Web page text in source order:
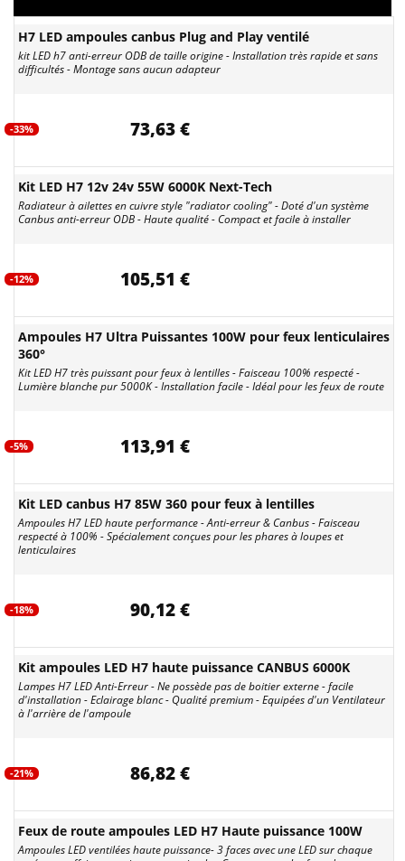
H7 LED ampoules canbus Plug and Play ventilé
kit LED h7 anti-erreur ODB de taille origine - Installation très rapide et sans
difficultés - Montage sans aucun adapteur
-33% 73,63 €
Kit LED H7 12v 24v 55W 6000K Next-Tech
Radiateur à ailettes en cuivre style "radiator cooling" - Doté d'un système
Canbus anti-erreur ODB - Haute qualité - Compact et facile à installer
-12% 105,51 €
Ampoules H7 Ultra Puissantes 100W pour feux lenticulaires
360°
Kit LED H7 très puissant pour feux à lentilles - Faisceau 100% respecté -
Lumière blanche pur 5000K - Installation facile - Idéal pour les feux de route
-5% 113,91 €
Kit LED canbus H7 85W 360 pour feux à lentilles
Ampoules H7 LED haute performance - Anti-erreur & Canbus - Faisceau
respecté à 100% - Spécialement conçues pour les phares à loupes et
lenticulaires
-18% 90,12 €
Kit ampoules LED H7 haute puissance CANBUS 6000K
Lampes H7 LED Anti-Erreur - Ne possède pas de boitier externe - facile
d'installation - Eclairage blanc - Qualité premium - Equipées d'un Ventilateur
à l'arrière de l'ampoule
-21% 86,82 €
Feux de route ampoules LED H7 Haute puissance 100W
Ampoules LED ventilées haute puissance- 3 faces avec une LED sur chaque